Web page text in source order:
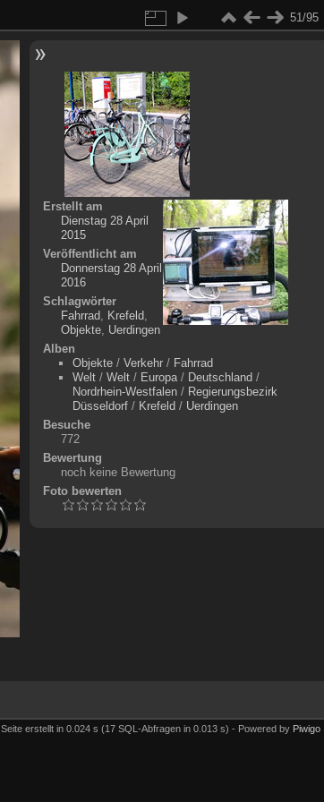
51/95
Erstellt am
Dienstag 28 April
2015
Veröffentlicht am
Donnerstag 28 April
2016
Schlagwörter
Fahrrad, Krefeld,
Objekte, Uerdingen
Alben
Objekte/ Verkehr/ Fahrrad
Welt/ Welt/ Europa/ Deutschland /
Nordrhein-Westfalen/ Regierungsbezirk
Düsseldorf/ Krefeld / Uerdingen
Besuche
772
Bewertung
noch keine Bewertung
Foto bewerten
Seite erstellt in 0.024 s (17 SQL-Abfragen in 0.013 s) - Powered by Piwigo